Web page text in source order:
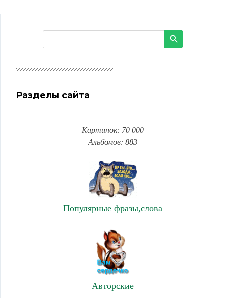
Разделы сайта
Картинок: 70 000
Альбомов: 883
Популярные фразы,слова
Авторские